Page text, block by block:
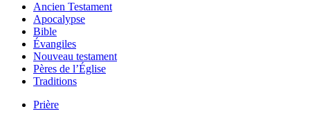
Ancien Testament
Apocalypse
Bible
Évangiles
Nouveau testament
Pères de l’Église
Traditions
Prière